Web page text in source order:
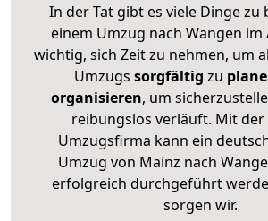
In der Tat gibt es viele Dinge zu
einem Umzug nach Wangen im
wichtig, sich Zeit zu nehmen, um
Umzugs sorgfältig zu
organisieren, um
reibungslos verläuft. Mit
Umzugsfirma kann ein
Umzug von Mainz nach
erfolgreich durchgeführt
sorgen wir.